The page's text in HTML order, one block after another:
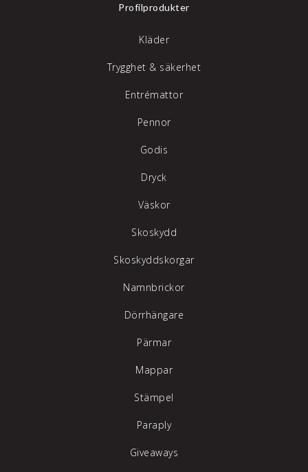
Profilprodukter
Kläder
Trygghet & säkerhet
Entrémattor
Pennor
Godis
Dryck
Väskor
Skoskydd
Skoskyddskorgar
Namnbrickor
Dörrhängare
Pärmar
Mappar
Stämpel
Paraply
Giveaways